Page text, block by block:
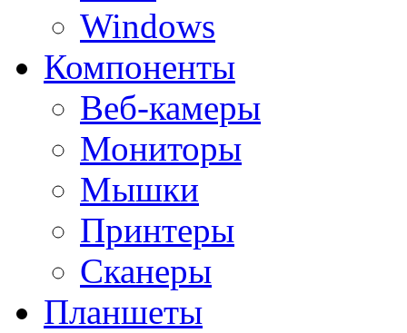
Windows
Компоненты
Веб-камеры
Мониторы
Мышки
Принтеры
Сканеры
Планшеты